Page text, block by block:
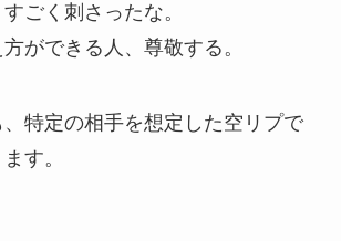
ごく刺さったな。
ができる人、尊敬する。
特定の相手を想定した空リプで
す。